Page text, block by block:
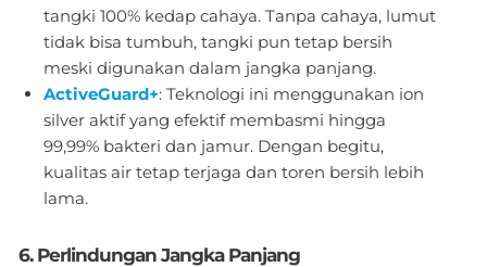
tangki 100% kedap cahaya. Tanpa cahaya, lumut
tidak bisa tumbuh, tangki pun tetap bersih
meski digunakan dalam jangka panjang.
ActiveGuard+: Teknologi ini menggunakan ion
silver aktif yang efektif membasmi hingga
99,99% bakteri dan jamur. Dengan begitu,
kualitas air tetap terjaga dan toren bersih lebih
lama.
6. Perlindungan Jangka Panjang